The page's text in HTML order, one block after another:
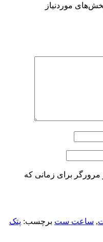
موردنیاز
مرورگر برای زمانی که
, ساعت ست برچسب: پتک